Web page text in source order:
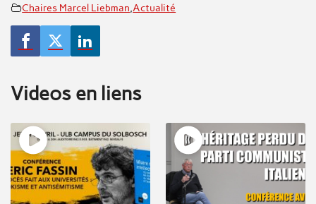
Chaires Marcel Liebman Actualité
Videos en liens